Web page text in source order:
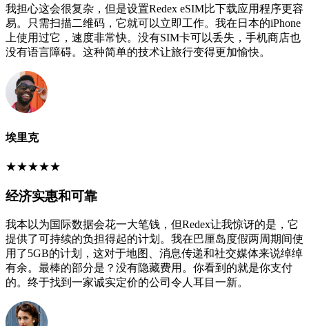
我担心这会很复杂，但是设置Redex eSIM比下载应用程序更容
易。只需扫描二维码，它就可以立即工作。我在日本的iPhone
上使用过它，速度非常快。没有SIM卡可以丢失，手机商店也
没有语言障碍。这种简单的技术让旅行变得更加愉快。
埃里克
★★★★★
经济实惠和可靠
我本以为国际数据会花一大笔钱，但Redex让我惊讶的是，它
提供了可持续的负担得起的计划。我在巴厘岛度假两周期间使
用了5GB的计划，这对于地图、消息传递和社交媒体来说绰绰
有余。最棒的部分是？没有隐藏费用。你看到的就是你支付
的。终于找到一家诚实定价的公司令人耳目一新。